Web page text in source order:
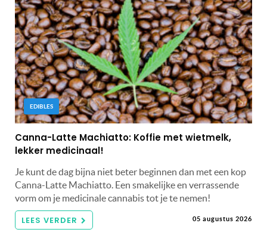
EDIBLES
Canna-Latte Machiatto: Koffie met wietmelk,
lekker medicinaal!
Je kunt de dag bijna niet beter beginnen dan met een kop
Canna-Latte Machiatto. Een smakelijke en verrassende
vorm om je medicinale cannabis tot je te nemen!
LEES VERDER 05 augustus 2026